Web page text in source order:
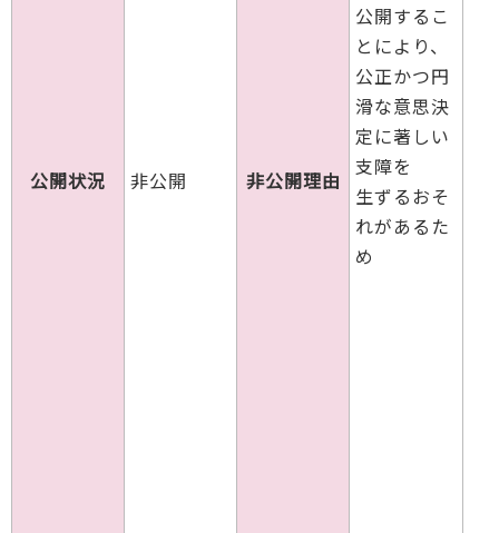
公開状況 非公開 非公開理由
公開するこ
とにより、
公正かつ円
滑な意思決
定に著しい
支障を
生ずるおそ
れがあるた
め